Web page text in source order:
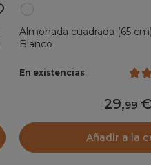
Almohada cuadrada (65
Blanco
En existencias
29,99
Añadir a la